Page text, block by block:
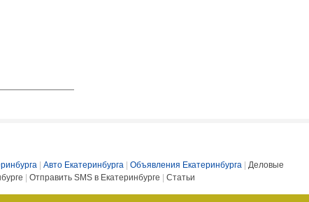
Авто Екатеринбурга Объявления Екатеринбурга
Деловые
Отправить SMS в Екатеринбурге Статьи